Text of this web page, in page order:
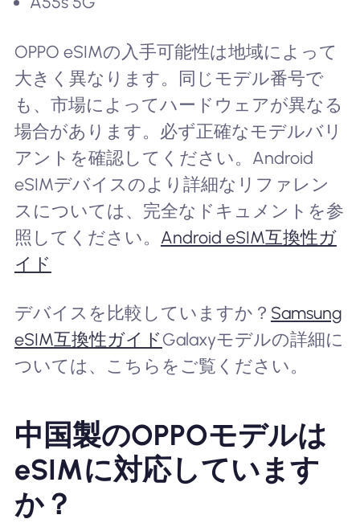
OPPO eSIMの入手可能性は地域によって
大きく異なります。同じモデル番号で
も、市場によってハードウェアが異なる
場合があります。必ず正確なモデルバリ
アントを確認してください。Android
eSIMデバイスのより詳細なリファレン
スについては、完全なドキュメントを参
照してください。 Android eSIM互換性ガ
イド
デバイスを比較していますか？ Samsung
eSIM互換性ガイド Galaxyモデルの詳細に
ついては、こちらをご覧ください。
中国製のOPPOモデルは
eSIMに対応しています
か？